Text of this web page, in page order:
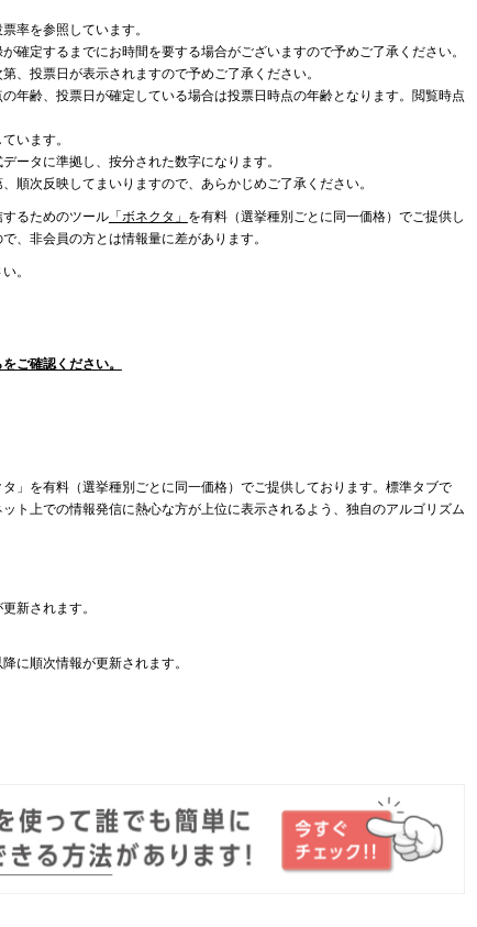
率を参照しています。
定するまでにお時間を要する場合がございますので予めご了承ください。
、投票日が表示されますので予めご了承ください。
年齢、投票日が確定している場合は投票日時点の年齢となります。閲覧時点
います。
ータに準拠し、按分された数字になります。
次反映してまいりますので、あらかじめご了承ください。
るためのツール「ボネクタ」 を有料（選挙種別ごとに同一価格）でご提供し
、非会員の方とは情報量に差があります。
。
ご確認ください。
」を有料（選挙種別ごとに同一価格）でご提供しております。標準タブで
ト上での情報発信に熱心な方が上位に表示されるよう、独自のアルゴリズム
新されます。
に順次情報が更新されます。